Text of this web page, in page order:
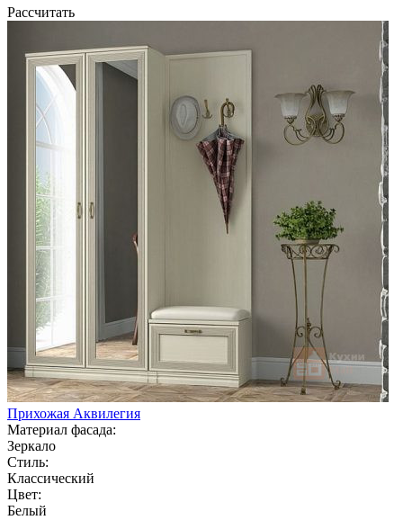
Рассчитать
Прихожая Аквилегия
Материал фасада:
Зеркало
Стиль:
Классический
Цвет:
Белый